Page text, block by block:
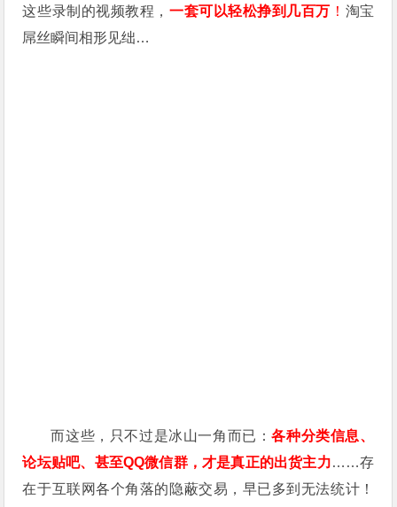
这些录制的视频教程， 一套可以轻松挣到几百万 ！ 淘宝
屌丝瞬间相形见绌…
而这些，只不过是冰山一角而已：各种分类信息、
论坛贴吧、甚至QQ微信群，才是真正的出货主力……存
在于互联网各个角落的隐蔽交易，早已多到无法统计！